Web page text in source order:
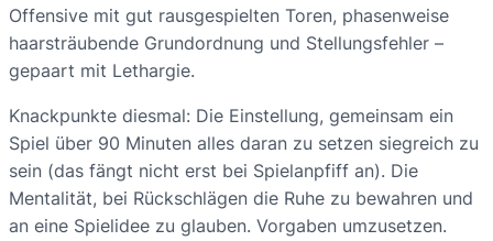
Offensive mit gut rausgespielten Toren, phasenweise
haarsträubende Grundordnung und Stellungsfehler –
gepaart mit Lethargie.
Knackpunkte diesmal: Die Einstellung, gemeinsam ein
Spiel über 90 Minuten alles daran zu setzen siegreich zu
sein (das fängt nicht erst bei Spielanpfiff an). Die
Mentalität, bei Rückschlägen die Ruhe zu bewahren und
an eine Spielidee zu glauben. Vorgaben umzusetzen.